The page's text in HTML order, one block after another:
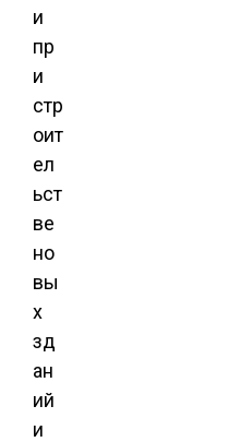
и
пр
и
стр
оит
ел
ьст
ве
но
вы
х
зд
ан
ий
и